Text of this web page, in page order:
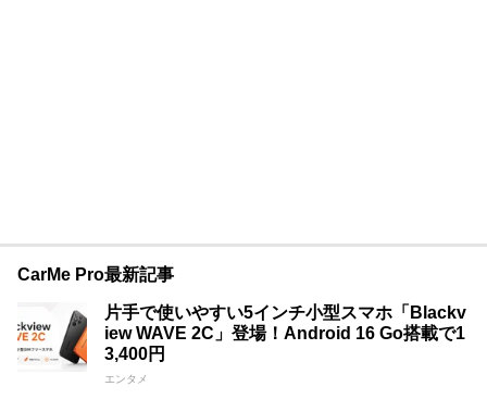
CarMe Pro最新記事
片手で使いやすい5インチ小型スマホ「Blackv
iew WAVE 2C」登場！Android 16 Go搭載で1
3,400円
エンタメ